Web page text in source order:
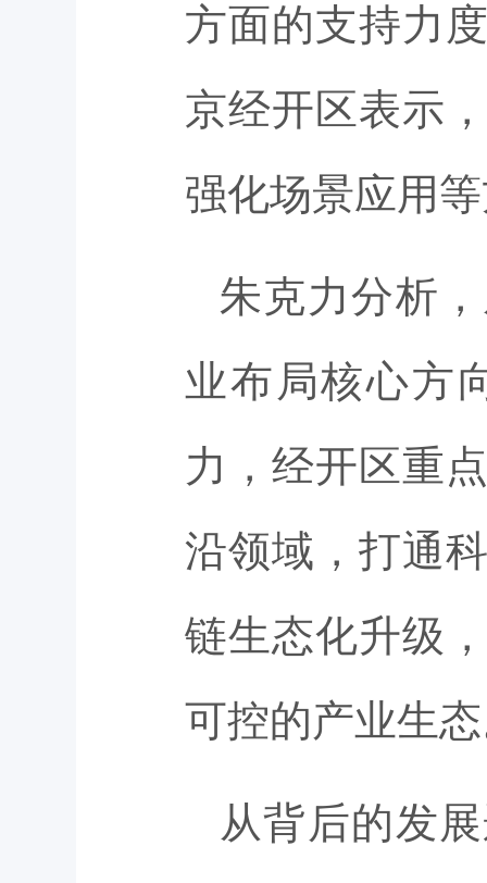
方面的支持力
京经开区表示
强化场景应用
朱克力分析
业布局核心方
力，经开区重
沿领域，打通
链生态化升级
可控的产业生
从背后的发